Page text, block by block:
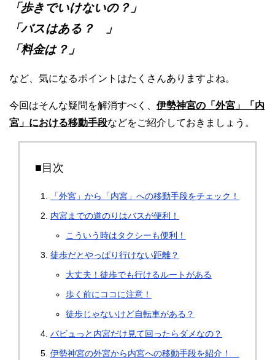
「歩きでいけないの？」
「バスはある？ 」
「料金は？」
など、気になるポイントはたくさんありますよね。
今回はそんな疑問を解消すべく、 伊勢神宮の「外宮」「内
宮」における移動手段などをご紹介しておきましょう。
■目次
「外宮」から「内宮」への移動手段をチェック！
内宮までの道のりはバスが便利！
こういう時はタクシーも便利！
徒歩だとやっぱり行けない距離？
大丈夫！徒歩でも行けるルートがある
歩く前にココに注意！
徒歩じゃないけど自転車がある？
バビュっと内宮だけ見て回ったらダメなの？
伊勢神宮の外宮から内宮への移動手段を紹介！